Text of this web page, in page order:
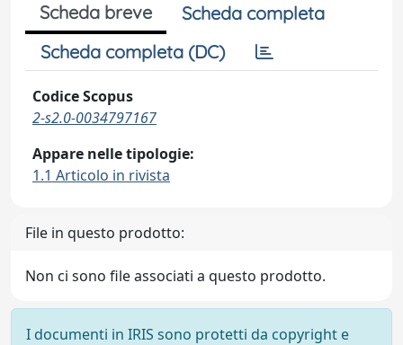
Scheda breve
Scheda completa
Scheda completa (DC)
Codice Scopus
2-s2.0-0034797167
Appare nelle tipologie:
1.1 Articolo in rivista
File in questo prodotto:
Non ci sono file associati a questo prodotto.
I documenti in IRIS sono protetti da copyright e